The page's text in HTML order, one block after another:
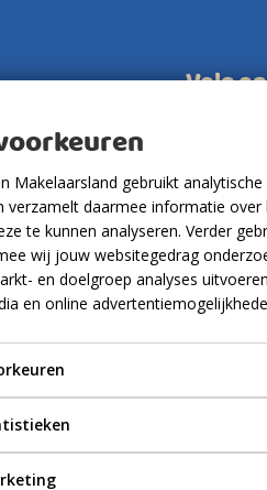
Volg
Makelaarsland gebruikt
verzamelt daarmee informatie over
te kunnen analyseren. Verder
wij jouw websitegedrag
en doelgroep analyses
en online